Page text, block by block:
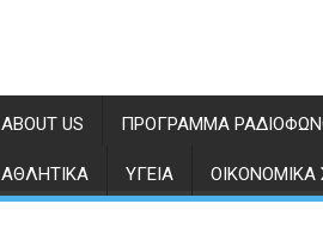
ABOUT US ΠΡΌΓΡΑΜΜΑ
ΑΘΛΗΤΙΚΆ ΥΓΕΊΑ ΟΙΚΟΝΟΜΙΚΆ